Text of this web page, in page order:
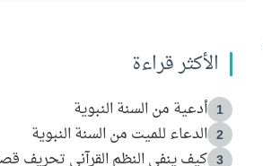
الأكثر قراءة
1 أدعية من السنة النبوية
2 الدعاء للميت من السنة النبوية
3 كيف ينفي النظم القرآني تحريف